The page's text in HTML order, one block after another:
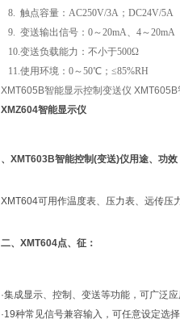
8. 触点容量：AC250V/3A；DC24V/5A
9. 变送输出信号：0～20mA、4～20mA
10.变送负载能力：不小于500Ω
11.使用环境：0～50℃；≤85%RH
XMT605B智能显示控制变送仪
XMZ604智能显示仪
、 XMT603B智能控制(变送)仪用途、功效
XMT604可用作温度表、压力表、远传压
二、XMT604点、征：
·集成显示、控制、变送等功能，可广泛
·19种常见信号兼容输入，可任意设定选择